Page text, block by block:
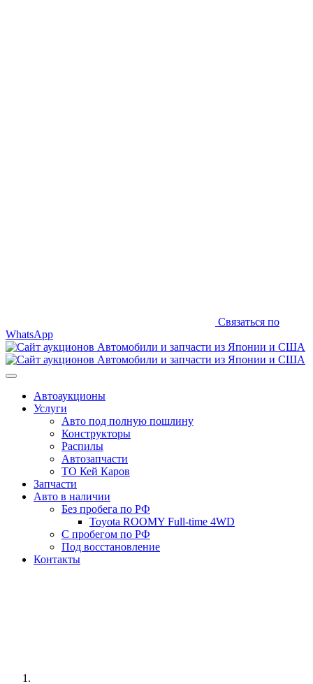
Связаться по
WhatsApp
Автоаукционы
Услуги
Авто под полную пошлину
Конструкторы
Распилы
Автозапчасти
ТО Кей Каров
Запчасти
Авто в наличии
Без пробега по РФ
Toyota ROOMY Full-time 4WD
С пробегом по РФ
Под восстановление
Контакты